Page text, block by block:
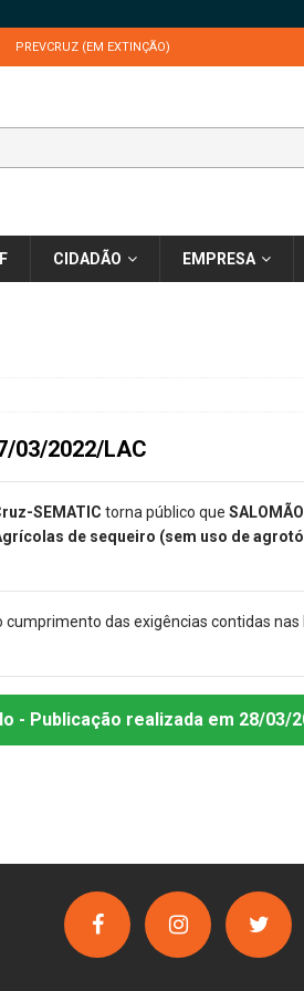
PREVCRUZ (EM EXTINÇÃO)
CIDADÃO EMPRESA
03/2022/LAC
SEMATIC torna público que
de sequeiro (sem uso de
das exigências contidas
- Publicação realizada em 28/03/